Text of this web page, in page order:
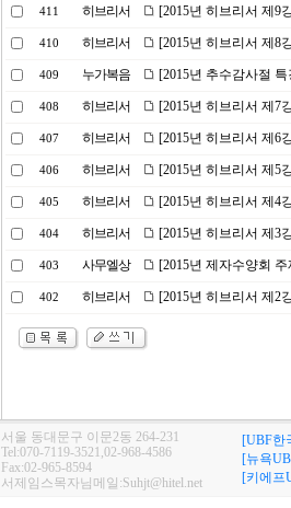
411 히브리서 [2015년 히브리서 제9
410 히브리서 [2015년 히브리서 제8
409 누가복음 [2015년 추수감사절
408 히브리서 [2015년 히브리서 제7
407 히브리서 [2015년 히브리서 제6
406 히브리서 [2015년 히브리서 제5
405 히브리서 [2015년 히브리서 제4
404 히브리서 [2015년 히브리서 제3
403 사무엘상 [2015년 제자수양회
402 히브리서 [2015년 히브리서 제2
서울 동대문구 이문2동 264-231
Tel:070-7119-3521,02-968-4586
Fax:02-965-8594
서제임스목자님메일:Suhjt@hitel.net
[UBF한
[뉴욕
[키에프